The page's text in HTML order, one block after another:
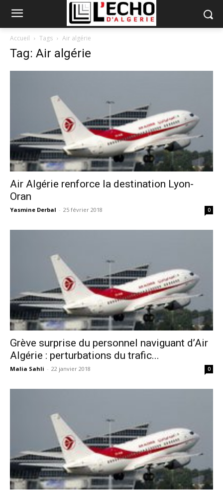
Accueil Tags Air algérie
Tag: Air algérie
Air Algérie renforce la destination Lyon-
Oran
Yasmine Derbal - 25 février 2018 0
Grève surprise du personnel naviguant d’Air
Algérie : perturbations du trafic...
Malia Sahli - 22 janvier 2018 0